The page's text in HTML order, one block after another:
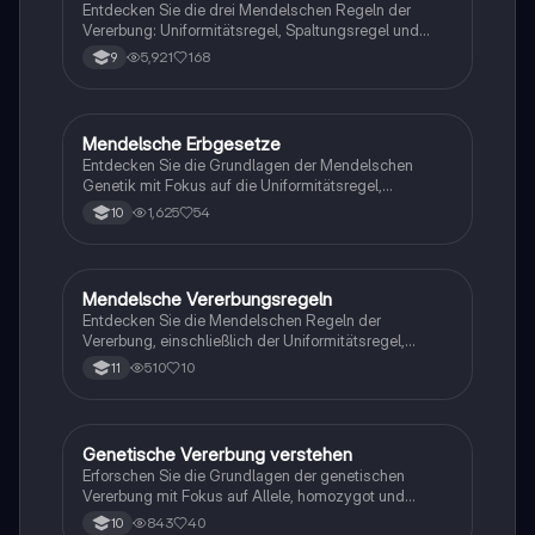
Entdecken Sie die drei Mendelschen Regeln der
Vererbung: Uniformitätsregel, Spaltungsregel und
Unabhängigkeitsregel. Diese Zusammenfassung
bietet eine klare Erklärung der genetischen Prinzipien,
Studierende der Biologie.
9 5,921 168
Chemie
Mendelsche Erbgesetze
Entdecken Sie die Grundlagen der Mendelschen
Genetik mit Fokus auf die Uniformitätsregel,
Spaltungsregel und Unabhängigkeitsregel. Diese
Zusammenfassung bietet eine klare Erklärung der
homozygot, heterozygot und Allele. Ideal für
Studierende der Biologie, die sich auf genetische
Vererbung vorbereiten.
10 1,625 54
Biologie
Mendelsche Vererbungsregeln
Entdecken Sie die Mendelschen Regeln der
Vererbung, einschließlich der Uniformitätsregel,
Spaltungsregel und der Regel der unabhängigen
Vererbung. Diese Zusammenfassung bietet klare
Genetik und Biologie.
11 510 10
Biologie
Genetische Vererbung verstehen
Erforschen Sie die Grundlagen der genetischen
Vererbung mit Fokus auf Allele, homozygot und
heterozygot, sowie die Konzepte von dominant und
10 843 40